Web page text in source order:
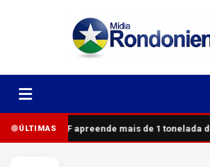
ÚLTIMASPRF apreende mais de 1 tonelada